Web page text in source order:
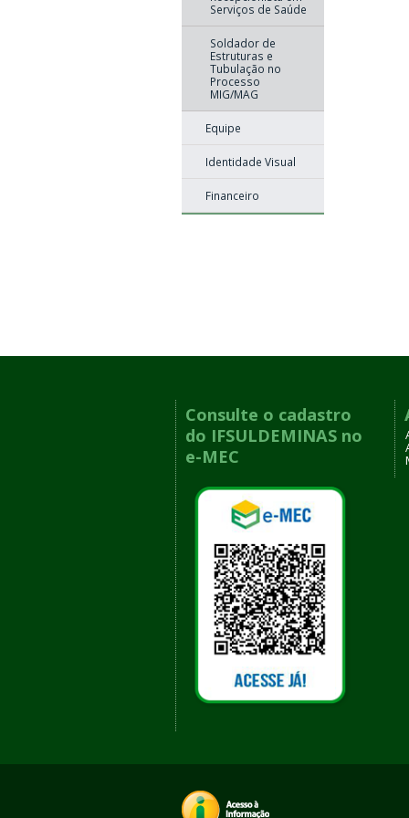
Serviços de Saúde
Soldador de
Estruturas e
Tubulação no
Processo
MIG/MAG
Equipe
Identidade Visual
Financeiro
Consulte o cadastro
do IFSULDEMINAS no
e-MEC